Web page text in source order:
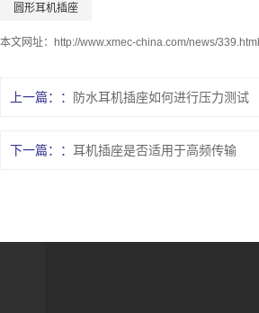
圆形耳机插座
本文网址： http://www.xmec-china.com/news/339.html
上一篇： 防水耳机插座如何进行压力测试
下一篇： 耳机插座是否适用于高频传输